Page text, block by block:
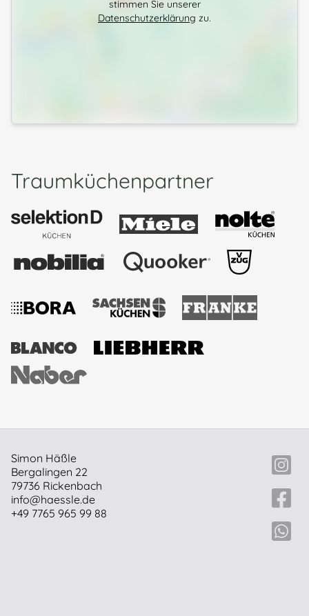
stimmen Sie unserer
Datenschutzerklärung zu.
Traumküchenpartner
Simon Häßle
Bergalingen 22
79736 Rickenbach
info@haessle.de
+49 7765 965 99 88